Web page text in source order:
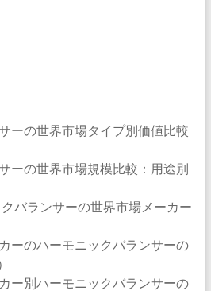
ーの世界市場タイプ別価値比較
ーの世界市場規模比較：用途別
バランサーの世界市場メーカー
ーのハーモニックバランサーの
ー別ハーモニックバランサーの